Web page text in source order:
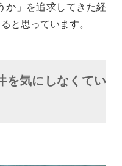
か」を追求してきた経
と思っています。
を気にしなくてい